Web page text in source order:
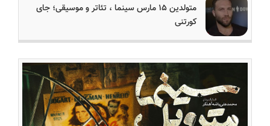
متولدین ۱۵ مارس سینما ، تئاتر و موسیقی؛ جای
کورتنی